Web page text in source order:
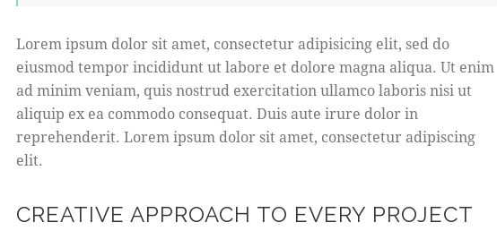
Lorem ipsum dolor sit amet, consectetur adipisicing elit, sed do
eiusmod tempor incididunt ut labore et dolore magna aliqua. Ut enim
ad minim veniam, quis nostrud exercitation ullamco laboris nisi ut
aliquip ex ea commodo consequat. Duis aute irure dolor in
reprehenderit. Lorem ipsum dolor sit amet, consectetur adipiscing
elit.
CREATIVE APPROACH TO EVERY PROJECT